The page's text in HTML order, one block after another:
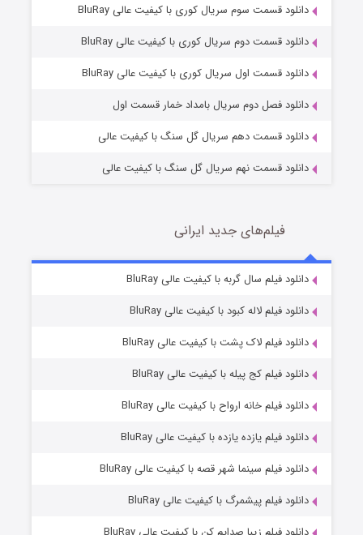
وستی ها
قسمت1 (زیرنویس) منتشر شد
قسمت6 (زیرنویس) منتشر شد
دانلود قسمت سوم سریال کوری با کیفیت عالی BluRay
دانلود قسمت دوم سریال کوری با کیفیت عالی BluRay
دانلود قسمت اول سریال کوری با کیفیت عالی BluRay
دانلود فصل دوم سریال بامداد خمار قسمت اول
دانلود قسمت دهم سریال گل سنگ با کیفیت عالی
دانلود قسمت نهم سریال گل سنگ با کیفیت عالی
فیلم‌های جدید ایرانی
دانلود فیلم سال گربه با کیفیت عالی BluRay
دانلود فیلم لاله کبود با کیفیت عالی BluRay
دانلود فیلم لاک پشت با کیفیت عالی BluRay
دانلود فیلم کج‌ پیله با کیفیت عالی BluRay
دانلود فیلم خانه ارواح با کیفیت عالی BluRay
دانلود فیلم یازده یازده با کیفیت عالی BluRay
دانلود فیلم سینما شهر قصه با کیفیت عالی BluRay
دانلود فیلم پیشمرگ با کیفیت عالی BluRay